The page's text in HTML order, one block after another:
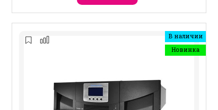
В наличии
Новинка